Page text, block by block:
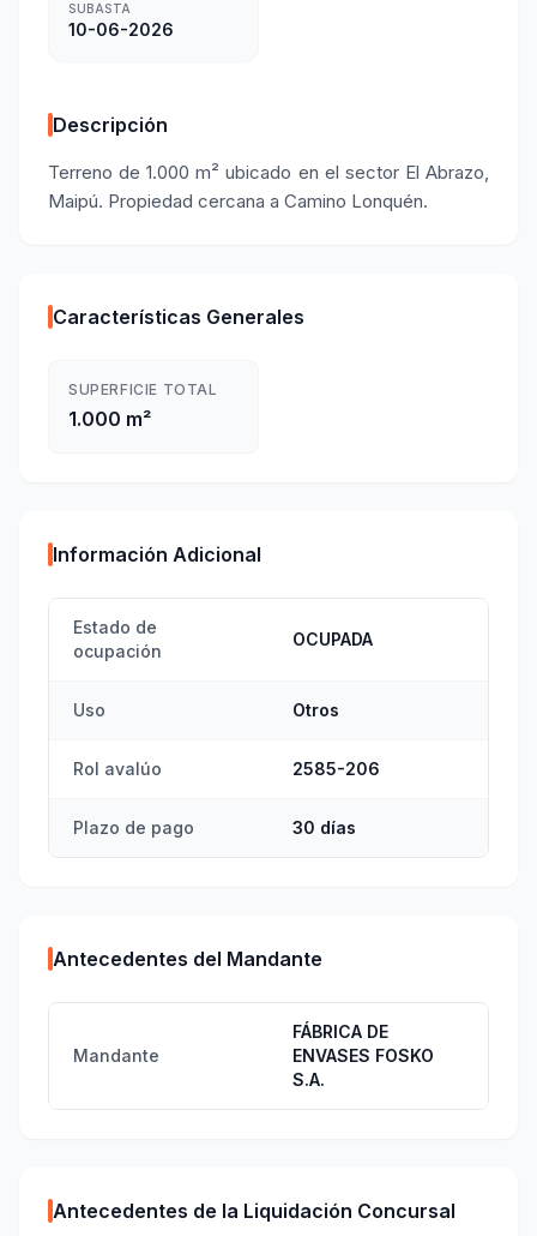
SUBASTA
10-06-2026
Descripción
Terreno de 1.000 m² ubicado en el sector El Abrazo,
Maipú. Propiedad cercana a Camino Lonquén.
Características Generales
SUPERFICIE TOTAL
1.000 m²
Información Adicional
Estado de
ocupación
OCUPADA
Uso Otros
Rol avalúo 2585-206
Plazo de pago 30 días
Antecedentes del Mandante
Mandante
FÁBRICA DE
ENVASES FOSKO
S.A.
Antecedentes de la Liquidación Concursal